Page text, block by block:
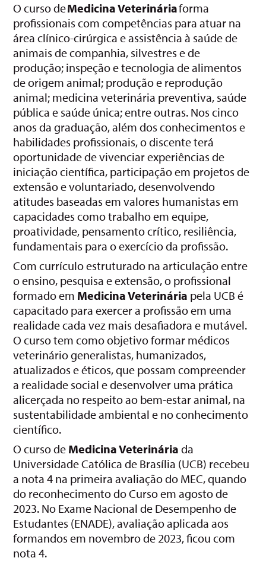
O curso deMedicina Veterináriaforma
profissionais com competências para atuar na
área clínico-cirúrgica e assistência à saúde de
animais de companhia, silvestres e de
produção; inspeção e tecnologia de alimentos
de origem animal; produção e reprodução
animal; medicina veterinária preventiva, saúde
pública e saúde única; entre outras. Nos cinco
anos da graduação, além dos conhecimentos e
habilidades profissionais, o discente terá
oportunidade de vivenciar experiências de
iniciação científica, participação em projetos de
extensão e voluntariado, desenvolvendo
atitudes baseadas em valores humanistas em
capacidades como trabalho em equipe,
proatividade, pensamento crítico, resiliência,
fundamentais para o exercício da profissão.
Com currículo estruturado na articulação entre
o ensino, pesquisa e extensão, o profissional
formado em Medicina Veterinária pela UCB é
capacitado para exercer a profissão em uma
realidade cada vez mais desafiadora e mutável.
O curso tem como objetivo formar médicos
veterinário generalistas, humanizados,
atualizados e éticos, que possam compreender
a realidade social e desenvolver uma prática
alicerçada no respeito ao bem-estar animal, na
sustentabilidade ambiental e no conhecimento
científico.
O curso de Medicina Veterinária da
Universidade Católica de Brasília (UCB) recebeu
a nota 4 na primeira avaliação do MEC, quando
do reconhecimento do Curso em agosto de
2023. No Exame Nacional de Desempenho de
Estudantes (ENADE), avaliação aplicada aos
formandos em novembro de 2023, ficou com
nota 4.